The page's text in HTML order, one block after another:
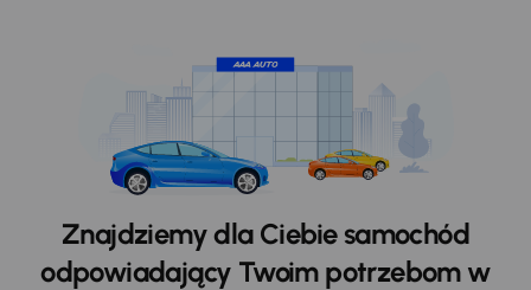
Znajdziemy dla Ciebie samochód
odpowiadający Twoim potrzebom w